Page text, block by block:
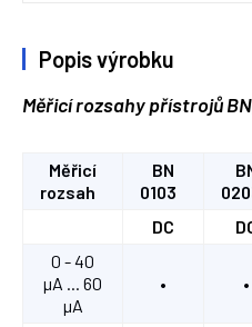
Popis výrobku
Měřicí rozsahy přístrojů
Měřicí
rozsah
BN
0103
DC
0 - 40
µA ... 60
µA
• •